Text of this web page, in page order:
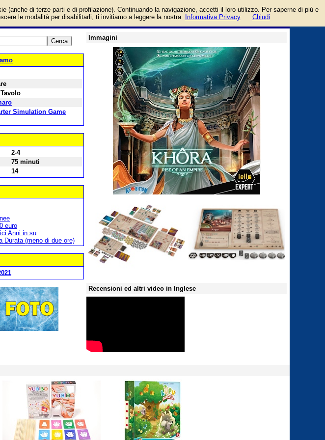
guida
Prodotto da Mancalamaro
Simulation Game
2-4
75 minuti
14
euro
Anni in su
Durata (meno di due ore)
Immagini
Recensioni ed altri video in Inglese
(anche di terze parti e di profilazione). Continuando la navigazione, accetti il loro utilizzo. Per saperne di più e
le modalità per disabilitarli, ti invitiamo a leggere la nostra
Informativa Privacy Chiudi